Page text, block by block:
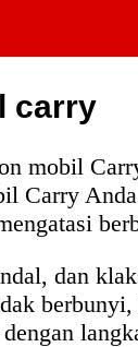
carry
mobil
Carry
dan